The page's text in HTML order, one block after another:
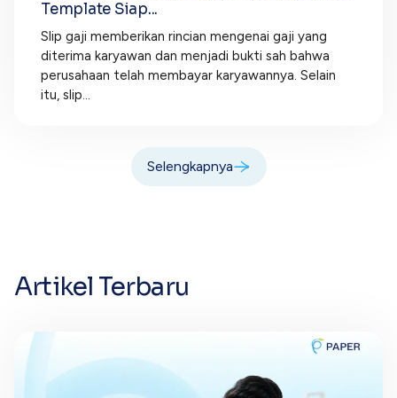
Template Siap...
Slip gaji memberikan rincian mengenai gaji yang
diterima karyawan dan menjadi bukti sah bahwa
perusahaan telah membayar karyawannya. Selain
itu, slip...
Selengkapnya
Artikel Terbaru